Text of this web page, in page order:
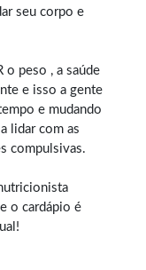
seu corpo e
o peso , a saúde
e isso a gente
e mudando
lidar com as
compulsivas.
o cardápio é